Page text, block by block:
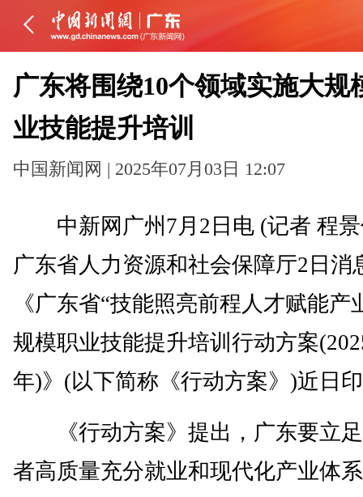
广东将围绕10个领域实施大规
业技能提升培训
中国新闻网 | 2025年07月03日 12:07
中新网广州7月2日电 (记者 程景
广东省人力资源和社会保障厅2日消
《广东省“技能照亮前程人才赋能产
规模职业技能提升培训行动方案
年)》(以下简称《行动方案》)近日
《行动方案》提出，广东要立
者高质量充分就业和现代化产业体